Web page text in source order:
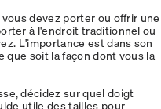
devez porter ou offrir une
à l'endroit traditionnel ou
L'importance est dans son
que soit la façon dont vous la
décidez sur quel doigt
utile des tailles pour